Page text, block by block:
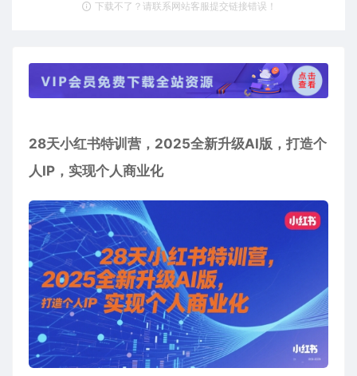
下载不了？请联系网站客服提交链接错误！
28天小红书特训营，2025全新升级AI版，打造个
人IP，实现个人商业化